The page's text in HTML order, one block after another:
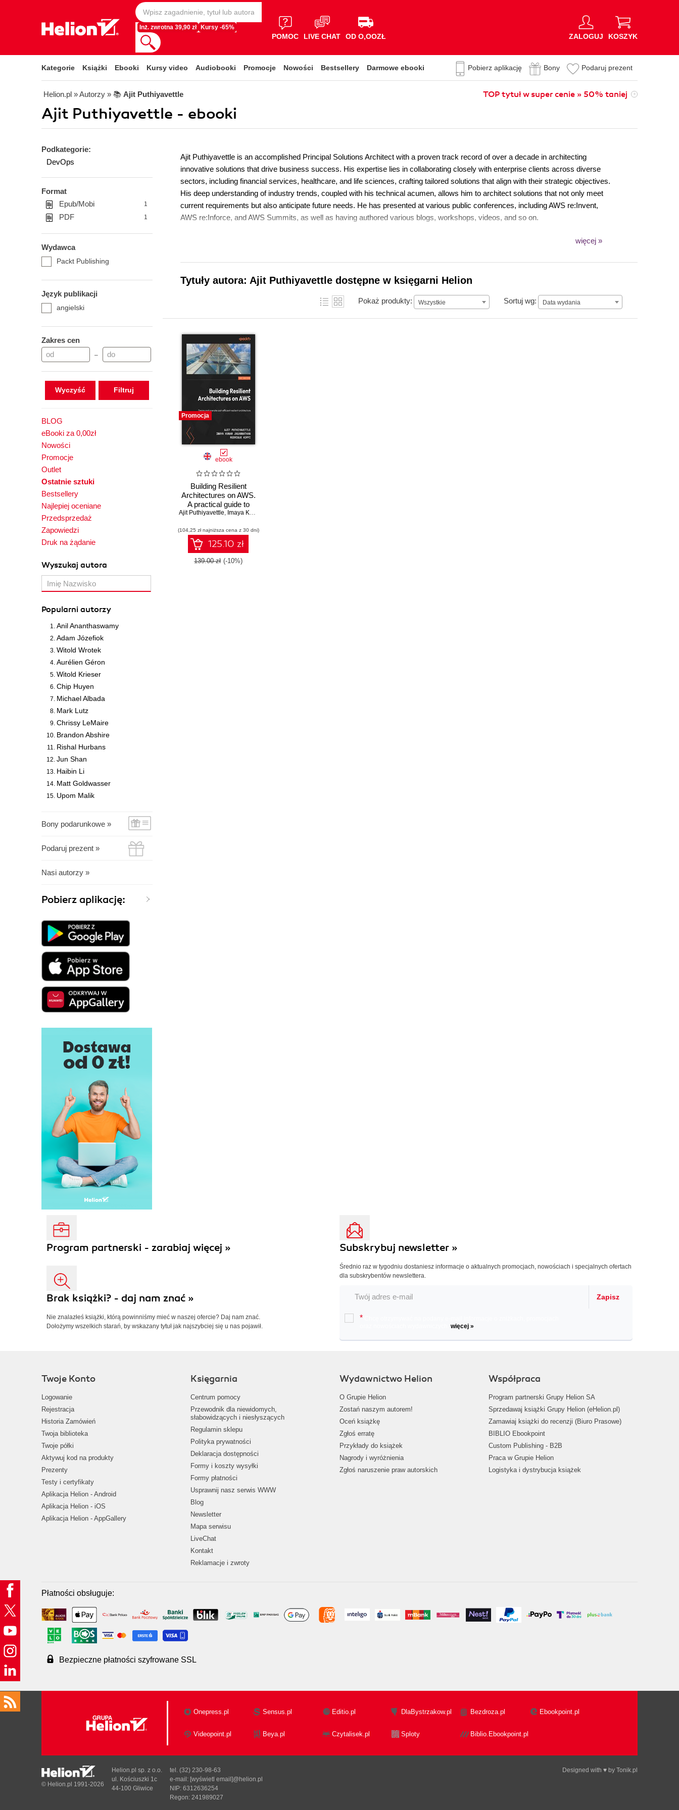
Inż. zwrotna 39,90 zł Kursy -65%
POMOC LIVE CHAT OD O,OOZŁ ZALOGUJ KOSZYK
Kategorie Książki Ebooki Kursy video Audiobooki Promocje Nowości Bestsellery Darmowe ebooki Pobierz aplikację Bony Podaruj prezent
Helion.pl » Autorzy » 📚 Ajit Puthiyavettle TOP tytuł w super cenie » 50% taniej
Ajit Puthiyavettle - ebooki
Podkategorie:
DevOps
Format
Epub/Mobi
1
PDF 1
Wydawca
Packt Publishing
Język publikacji
angielski
Zakres cen
–
Wyczyść
BLOG
eBooki za 0,00zł
Nowości
Promocje
Outlet
Ostatnie sztuki
Bestsellery
Najlepiej oceniane
Przedsprzedaż
Zapowiedzi
Druk na żądanie
Wyszukaj autora
Popularni autorzy
Anil Ananthaswamy
Adam Józefiok
Witold Wrotek
Aurélien Géron
Witold Krieser
Chip Huyen
Michael Albada
Mark Lutz
Chrissy LeMaire
Brandon Abshire
Rishal Hurbans
Jun Shan
Haibin Li
Matt Goldwasser
Upom Malik
Bony podarunkowe »
Podaruj prezent »
Nasi autorzy »
Pobierz aplikację:
Ajit Puthiyavettle is an accomplished Principal Solutions Architect with a proven track record of over a decade in architecting
innovative solutions that drive business success. His expertise lies in collaborating closely with enterprise clients across diverse
sectors, including financial services, healthcare, and life sciences, crafting tailored solutions that align with their strategic objectives.
His deep understanding of industry trends, coupled with his technical acumen, allows him to architect solutions that not only meet
current requirements but also anticipate future needs. He has presented at various public conferences, including AWS re:Invent,
AWS re:Inforce, and AWS Summits, as well as having authored various blogs, workshops, videos, and so on.
więcej »
Tytuły autora: Ajit Puthiyavettle dostępne w księgarni Helion
Pokaż produkty: Wszystkie Sortuj wg: Data wydania
Data wydania
Promocja
ebook
Building Resilient
Architectures on AWS.
A practical guide to
architecting cost-
solutions in AWS
Ajit Puthiyavettle, Imaya Kumar Jagannathan
(104,25 zł najniższa cena z 30 dni)
125.10 zł
139.00 zł (-10%)
Program partnerski - zarabiaj więcej »
Brak książki? - daj nam znać »
Nie znalazłeś książki, którą powinniśmy mieć w naszej ofercie? Daj nam znać.
Dołożymy wszelkich starań, by wskazany tytuł jak najszybciej się u nas pojawił.
Subskrybuj newsletter »
Średnio raz w tygodniu dostaniesz informacje o aktualnych promocjach, nowościach i specjalnych ofertach
dla subskrybentów newslettera.
Zapisz
*
więcej »
Twoje Konto
Logowanie
Rejestracja
Historia Zamówień
Twoja biblioteka
Twoje półki
Aktywuj kod na produkty
Prezenty
Testy i certyfikaty
Aplikacja Helion - Android
Aplikacja Helion - iOS
Aplikacja Helion - AppGallery
Księgarnia
Centrum pomocy
Przewodnik dla niewidomych,
słabowidzących i niesłyszących
Regulamin sklepu
Polityka prywatności
Deklaracja dostępności
Formy i koszty wysyłki
Formy płatności
Usprawnij nasz serwis WWW
Blog
Newsletter
Mapa serwisu
LiveChat
Kontakt
Reklamacje i zwroty
Wydawnictwo Helion
O Grupie Helion
Zostań naszym autorem!
Oceń książkę
Zgłoś erratę
Przykłady do książek
Nagrody i wyróżnienia
Zgłoś naruszenie praw autorskich
Współpraca
Program partnerski Grupy Helion SA
Sprzedawaj książki Grupy Helion (eHelion.pl)
Zamawiaj książki do recenzji (Biuro Prasowe)
BIBLIO Ebookpoint
Custom Publishing - B2B
Praca w Grupie Helion
Logistyka i dystrybucja książek
Płatności obsługuje:
Bezpieczne płatności szyfrowane SSL
Onepress.pl Sensus.pl Editio.pl DlaBystrzakow.pl Bezdroza.pl Ebookpoint.pl
Videopoint.pl Beya.pl Czytalisek.pl Sploty Biblio.Ebookpoint.pl
Designed with ♥ by Tonik.pl
© Helion.pl 1991-2026
Helion.pl sp. z o.o.
ul. Kościuszki 1c
44-100 Gliwice
tel. (32) 230-98-63
e-mail: [wyświetl email]@helion.pl
NIP: 6312636254
Regon: 241989027